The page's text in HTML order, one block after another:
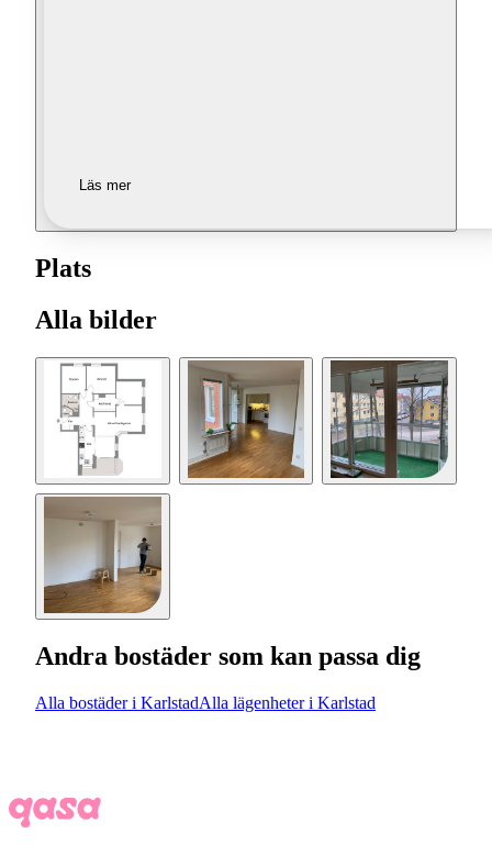
Läs mer
Plats
Alla bilder
Andra bostäder som kan passa dig
Alla bostäder i KarlstadAlla lägenheter i Karlstad